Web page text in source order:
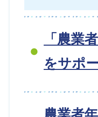
「農業
をサポ